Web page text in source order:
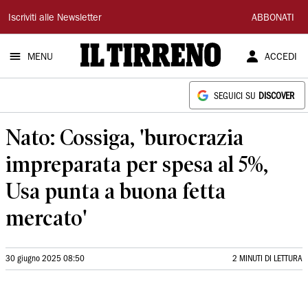
Il
Tirreno
Iscriviti alle Newsletter ABBONATI
MENU ACCEDI
SEGUICI SU DISCOVER
Nato: Cossiga, 'burocrazia
impreparata per spesa al 5%,
Usa punta a buona fetta
mercato'
30 giugno 2025 08:50 2 MINUTI DI LETTURA